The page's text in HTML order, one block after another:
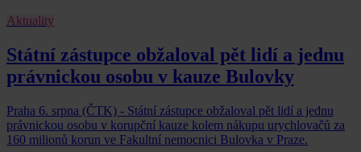
Aktuality
Státní zástupce obžaloval pět lidí a jednu
právnickou osobu v kauze Bulovky
Praha 6. srpna (ČTK) - Státní zástupce obžaloval pět lidí a jednu
právnickou osobu v korupční kauze kolem nákupu urychlovačů za
160 milionů korun ve Fakultní nemocnici Bulovka v Praze.